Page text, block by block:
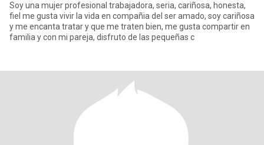
Soy una mujer profesional trabajadora, seria, cariñosa, honesta,
fiel me gusta vivir la vida en compañia del ser amado, soy cariñosa
y me encanta tratar y que me traten bien, me gusta compartir en
familia y con mi pareja, disfruto de las pequeñas c